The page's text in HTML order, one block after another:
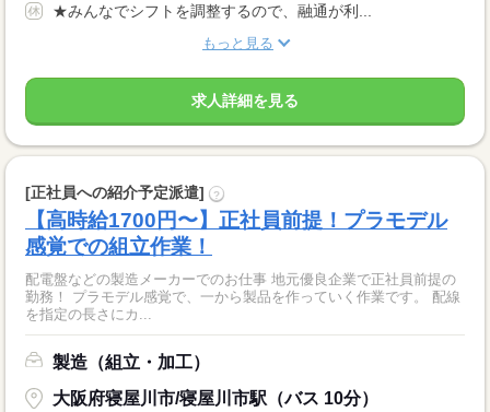
★みんなでシフトを調整するので、融通が利...
もっと見る
求人詳細を見る
[正社員への紹介予定派遣] ?
【高時給1700円〜】正社員前提！プラモデル
感覚での組立作業！
配電盤などの製造メーカーでのお仕事 地元優良企業で正社員前提の
勤務！ プラモデル感覚で、一から製品を作っていく作業です。 配線
を指定の長さにカ...
製造（組立・加工）
大阪府寝屋川市/寝屋川市駅（バス 10分）